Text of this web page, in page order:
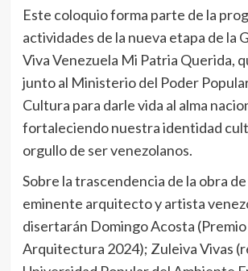
Este coloquio forma parte de la
actividades de la nueva etapa de la
Viva Venezuela Mi Patria Querida,
junto al Ministerio del Poder
Cultura para darle vida al alma
fortaleciendo nuestra identidad
orgullo de ser venezolanos.
Sobre la trascendencia de la obra
eminente arquitecto y artista
disertarán Domingo Acosta
Arquitectura 2024); Zuleiva Vivas